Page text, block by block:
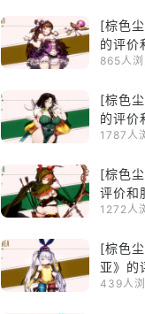
[棕色
的评价
865人浏
[棕色
的评价
1787人
[棕色
评价和
1272人
[棕色
亚》的
439人